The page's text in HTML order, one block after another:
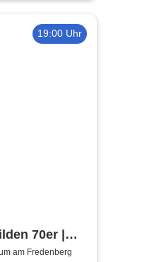
19:00 Uhr
70er |
am
am Fredenberg